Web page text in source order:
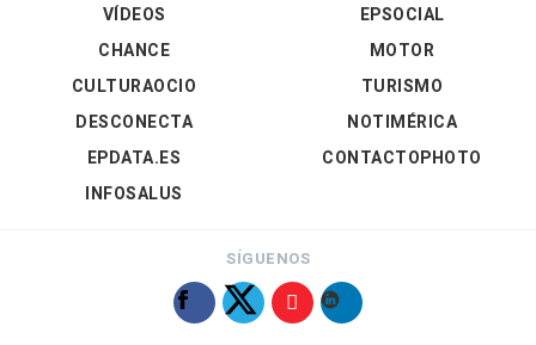
VÍDEOS
EPSOCIAL
CHANCE
CULTURAOCIO
DESCONECTA
EPDATA.ES
INFOSALUS
MOTOR
TURISMO
NOTIMÉRICA
CONTACTOPHOTO
SÍGUENOS